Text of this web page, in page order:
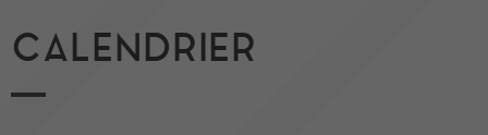
CALENDRIER